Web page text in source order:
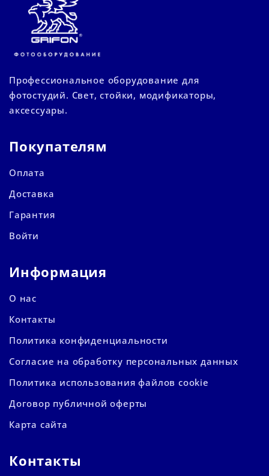
Профессиональное оборудование для
фотостудий. Свет, стойки, модификаторы,
аксессуары.
Покупателям
Оплата
Доставка
Гарантия
Войти
Информация
О нас
Контакты
Политика конфиденциальности
Согласие на обработку персональных данных
Политика использования файлов cookie
Договор публичной оферты
Карта сайта
Контакты